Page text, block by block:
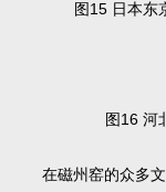
图15 日本东
图16 河
在磁州窑的众多文